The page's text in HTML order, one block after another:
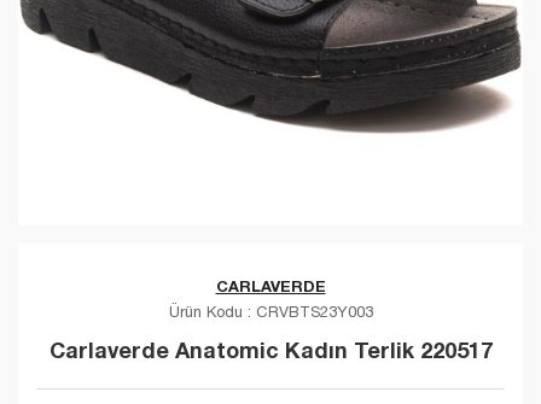
CARLAVERDE
Ürün Kodu : CRVBTS23Y003
Carlaverde Anatomic Kadın Terlik 220517